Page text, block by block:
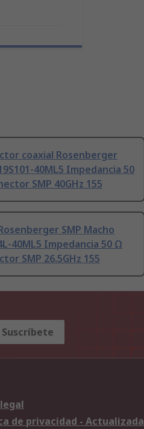
coaxial Rosenberger
40ML5 Impedancia 50
SMP 40GHz 155
SMP Macho
40ML5 Impedancia 50 Ω
SMP 26.5GHz 155
Suscríbete
de privacidad - Actualizada